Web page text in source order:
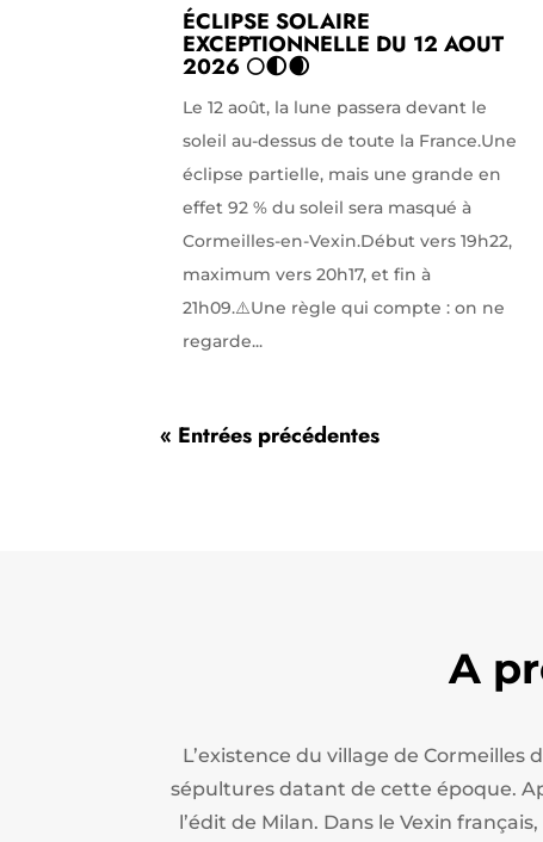
ÉCLIPSE SOLAIRE
EXCEPTIONNELLE DU 12 AOUT
2026 🌕🌓🌒
Le 12 août, la lune passera devant le
soleil au-dessus de toute la France.Une
éclipse partielle, mais une grande en
effet 92 % du soleil sera masqué à
Cormeilles-en-Vexin.Début vers 19h22,
maximum vers 20h17, et fin à
21h09.⚠️Une règle qui compte : on ne
regarde...
« Entrées précédentes
A
L’existence du village de
sépultures datant de cette époque.
l’édit de Milan. Dans le Vexin